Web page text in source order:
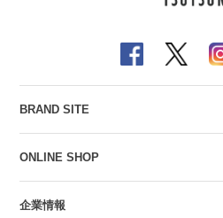
BRAND SITE
ONLINE SHOP
企業情報